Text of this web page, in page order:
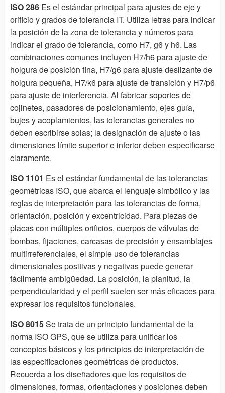
ISO 286 Es el estándar principal para ajustes de eje y
orificio y grados de tolerancia IT. Utiliza letras para indicar
la posición de la zona de tolerancia y números para
indicar el grado de tolerancia, como H7, g6 y h6. Las
combinaciones comunes incluyen H7/h6 para ajuste de
holgura de posición fina, H7/g6 para ajuste deslizante de
holgura pequeña, H7/k6 para ajuste de transición y H7/p6
para ajuste de interferencia. Al fabricar soportes de
cojinetes, pasadores de posicionamiento, ejes guía,
bujes y acoplamientos, las tolerancias generales no
deben escribirse solas; la designación de ajuste o las
dimensiones límite superior e inferior deben especificarse
claramente.
ISO 1101 Es el estándar fundamental de las tolerancias
geométricas ISO, que abarca el lenguaje simbólico y las
reglas de interpretación para las tolerancias de forma,
orientación, posición y excentricidad. Para piezas de
placas con múltiples orificios, cuerpos de válvulas de
bombas, fijaciones, carcasas de precisión y ensamblajes
multirreferenciales, el simple uso de tolerancias
dimensionales positivas y negativas puede generar
fácilmente ambigüedad. La posición, la planitud, la
perpendicularidad y el perfil suelen ser más eficaces para
expresar los requisitos funcionales.
ISO 8015Se trata de un principio fundamental de la
norma ISO GPS, que se utiliza para unificar los
conceptos básicos y los principios de interpretación de
las especificaciones geométricas de productos.
Recuerda a los diseñadores que los requisitos de
dimensiones, formas, orientaciones y posiciones deben